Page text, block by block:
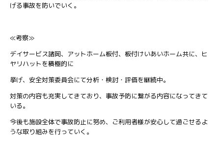
げる事故を防いでいく。
≪考察≫
デイサービス諸岡、アットホーム板付、板付けいあいホーム共に、ヒ
ヤリハットを積極的に
挙げ、安全対策委員会にて分析・検討・評価を継続中。
対策の内容も充実してきており、事故予防に繋がる内容になってきて
いる。
今後も施設全体で事故防止に努め、ご利用者様が安心して過ごせるよ
うな取り組みを行っていく。